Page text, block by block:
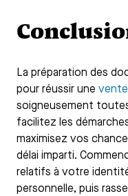
La préparation des
pour réussir une vente
soigneusement
facilitez les
maximisez vos
délai imparti.
relatifs à votre
personnelle, puis